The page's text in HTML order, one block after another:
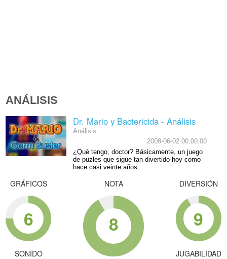
ANÁLISIS
Dr. Mario y Bactericida - Análisis
Análisis
2008-06-02 00:00:00
¿Qué tengo, doctor? Básicamente, un juego
de puzles que sigue tan divertido hoy como
hace casi veinte años.
GRÁFICOS
6
SONIDO
NOTA
8
DIVERSIÓN
9
JUGABILIDAD